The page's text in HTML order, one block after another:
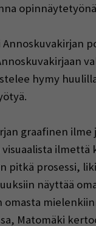
hymy
graafinen
pitkä prosessi,
näyttää
Matomäki